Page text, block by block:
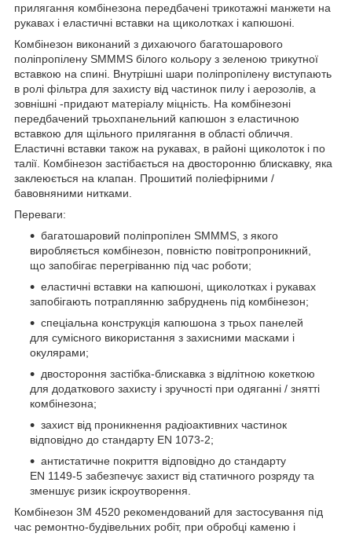
прилягання комбінезона передбачені трикотажні манжети на
рукавах і еластичні вставки на щиколотках і капюшоні.
Комбінезон виконаний з дихаючого багатошарового
поліпропілену SMMMS білого кольору з зеленою трикутної
вставкою на спині. Внутрішні шари поліпропілену виступають
в ролі фільтра для захисту від частинок пилу і аерозолів, а
зовнішні -придают матеріалу міцність. На комбінезоні
передбачений трьохпанельний капюшон з еластичною
вставкою для щільного прилягання в області обличчя.
Еластичні вставки також на рукавах, в районі щиколоток і по
талії. Комбінезон застібається на двосторонню блискавку, яка
заклеюється на клапан. Прошитий поліефірними /
бавовняними нитками.
Переваги:
багатошаровий поліпропілен SMMMS, з якого
виробляється комбінезон, повністю повітропроникний,
що запобігає перегріванню під час роботи;
еластичні вставки на капюшоні, щиколотках і рукавах
запобігають потраплянню забруднень під комбінезон;
спеціальна конструкція капюшона з трьох панелей
для сумісного використання з захисними масками і
окулярами;
двостороння застібка-блискавка з відлітною кокеткою
для додаткового захисту і зручності при одяганні / знятті
комбінезона;
захист від проникнення радіоактивних частинок
відповідно до стандарту EN 1073-2;
антистатичне покриття відповідно до стандарту
EN 1149-5 забезпечує захист від статичного розряду та
зменшує ризик іскроутворення.
Комбінезон 3M 4520 рекомендований для застосування під
час ремонтно-будівельних робіт, при обробці каменю і